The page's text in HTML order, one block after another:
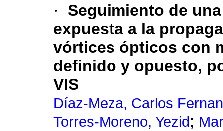
·
Seguimiento de
expuesta a la
vórtices ópticos con
definido y opuesto,
VIS
Díaz-Meza, Carlos
Torres-Moreno, Yezid ;